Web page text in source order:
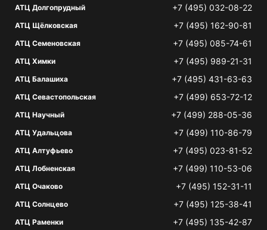
АТЦ Долгопрудный +7 (495) 032-08-22
АТЦ Щёлковская +7 (495) 162-90-81
АТЦ Семеновская +7 (495) 085-74-61
АТЦ Химки +7 (495) 989-21-31
АТЦ Балашиха +7 (495) 431-63-63
АТЦ Севастопольская +7 (499) 653-72-12
АТЦ Научный +7 (499) 288-05-36
АТЦ Удальцова +7 (499) 110-86-79
АТЦ Алтуфьево +7 (495) 023-81-52
АТЦ Лобненская +7 (499) 110-53-06
АТЦ Очаково +7 (495) 152-31-11
АТЦ Солнцево +7 (495) 125-38-41
АТЦ Раменки +7 (495) 135-42-87